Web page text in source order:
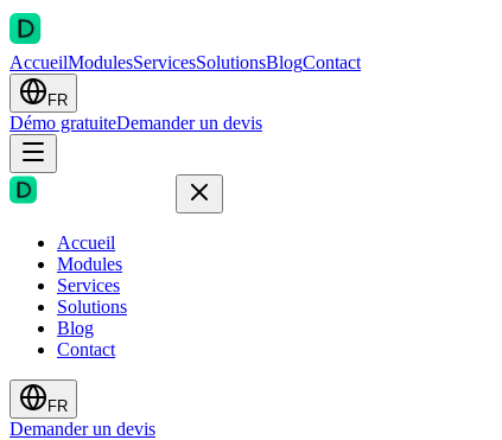
AccueilModulesServicesSolutionsBlogContact
FR
Démo gratuiteDemander un devis
Accueil
Modules
Services
Solutions
Blog
Contact
FR
Demander un devis